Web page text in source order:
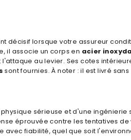
décisif lorsque votre assureur
il associe un corps en acier
au levier. Ses cotes
sont fournies. À noter : il est livré
sérieuse et d'une ingénierie
éprouvée contre les tentatives de
fiabilité, quel que soit